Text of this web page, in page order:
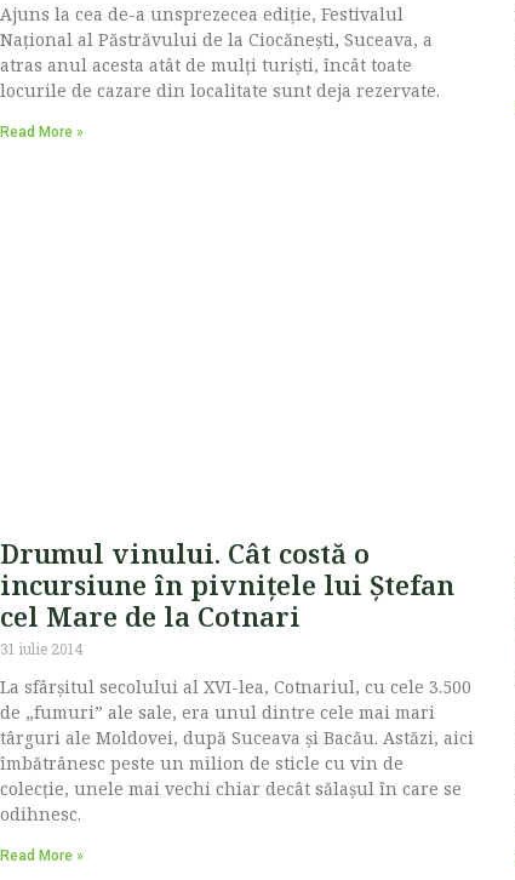
Ajuns la cea de-a unsprezecea ediție, Festivalul
Național al Păstrăvului de la Ciocănești, Suceava, a
atras anul acesta atât de mulți turiști, încât toate
locurile de cazare din localitate sunt deja rezervate.
Read More »
Drumul vinului. Cât costă o
incursiune în pivnițele lui Ștefan
cel Mare de la Cotnari
31 iulie 2014
La sfârșitul secolului al XVI-lea, Cotnariul, cu cele 3.500
de „fumuri” ale sale, era unul dintre cele mai mari
târguri ale Moldovei, după Suceava și Bacău. Astăzi, aici
îmbătrânesc peste un milion de sticle cu vin de
colecție, unele mai vechi chiar decât sălașul în care se
odihnesc.
Read More »